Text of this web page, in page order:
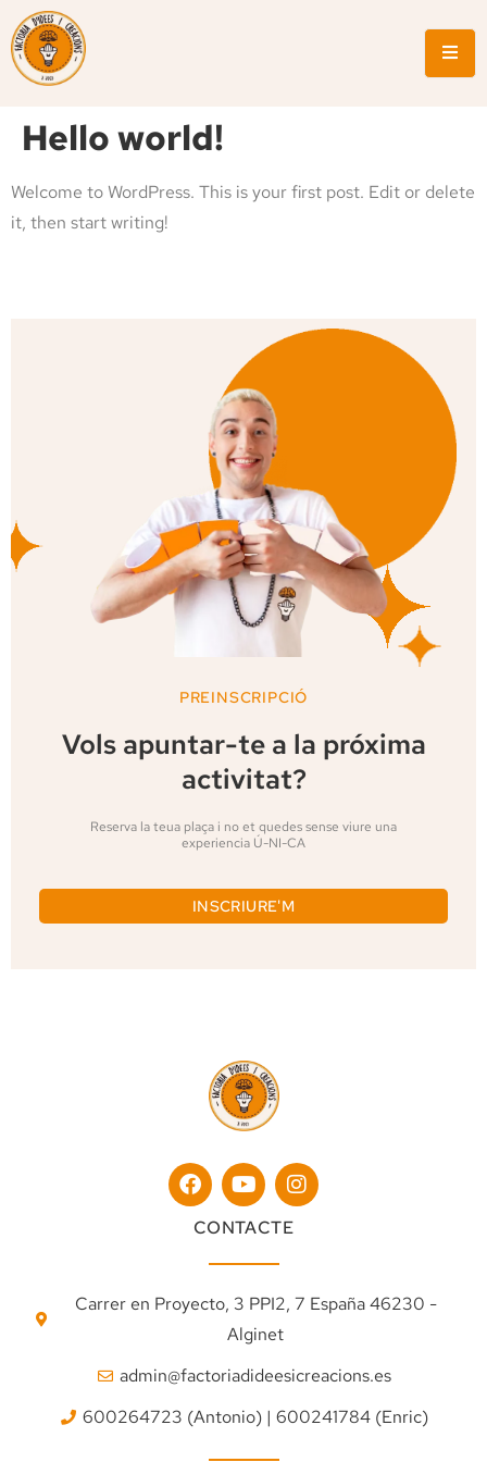
Hello world!
Welcome to WordPress. This is your first post. Edit or delete
it, then start writing!
PREINSCRIPCIÓ
Vols apuntar-te a la próxima
activitat?
Reserva la teua plaça i no et quedes sense viure una
experiencia Ú-NI-CA
INSCRIURE'M
CONTACTE
Carrer en Proyecto, 3 PPI2, 7 España 46230 -
Alginet
admin@factoriadideesicreacions.es
600264723 (Antonio) | 600241784 (Enric)